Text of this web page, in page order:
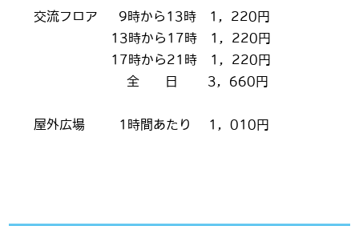
交流フロア 9時から13時 1，220円
13時から17時 1，220円
17時から21時 1，220円
全 日 3，660円
屋外広場 1時間あたり 1，010円